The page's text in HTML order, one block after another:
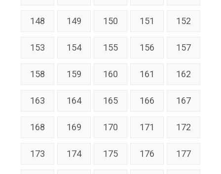
148 149 150 151 152
153 154 155 156 157
158 159 160 161 162
163 164 165 166 167
168 169 170 171 172
173 174 175 176 177